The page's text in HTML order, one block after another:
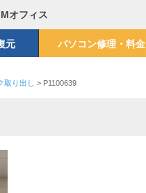
オフィス
元 パソコン修理・料金
取り出し > P1100639